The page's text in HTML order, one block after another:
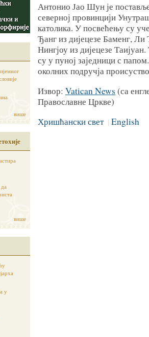
више
више
у
Антонио Јао Шун је
северној провинцији
католика. У посвећењу су
Ђанг из дијецезе Баменг,
Нингјоу из дијецезе
су у пуној заједници с
околних подручја
Извор: Vatican News (са
Православне Цркве)
Хришћански свет | English